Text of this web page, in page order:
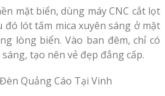
mặt biển, dùng máy CNC cắt lọt
đó lót tấm mica xuyên sáng ở mặt
lòng biển. Vào ban đêm, chỉ có
tạo nên vẻ đẹp đẳng cấp.